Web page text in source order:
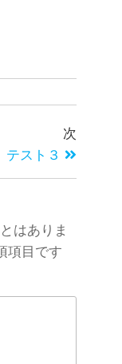
次
テスト３
はありま
項目です